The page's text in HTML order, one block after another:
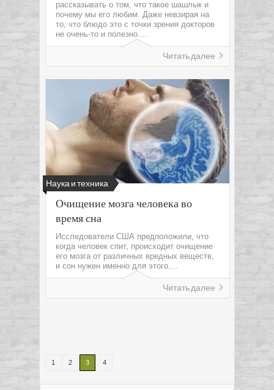
рассказывать о том, что такое шашлык и
почему мы его любим. Даже невзирая на
то, что блюдо это с точки зрения докторов
не очень-то и полезно....
Читать далее
Наука и техника
Очищение мозга человека во
время сна
Исследователи США предположили, что
когда человек спит, происходит очищение
его мозга от различных вредных веществ,
и сон нужен именно для этого....
Читать далее
1 2 3 4